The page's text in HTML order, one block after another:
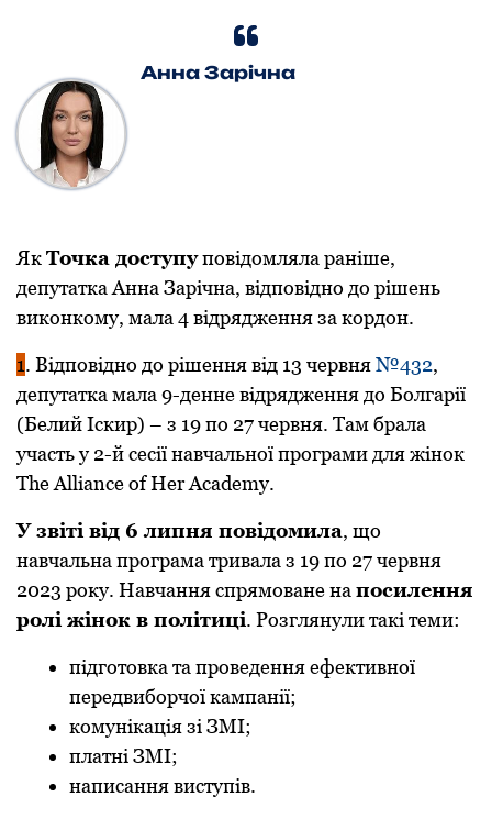
Анна Зарічна
ЯкТочка доступуповідомляла раніше,
депутатка Анна Зарічна, відповідно до рішень
виконкому, мала 4 відрядження за кордон.
1. Відповідно до рішення від 13 червня№432,
депутатка мала 9-денне відрядження до Болгарії
(Белий Іскир) – з 19 по 27 червня. Там брала
участь у 2-й сесії навчальної програми для жінок
The Alliance of Her Academy.
У звіті від 6 липня повідомила, що
навчальна програма тривала з 19 по 27 червня
2023 року. Навчання спрямоване на посилення
ролі жінок в політиці. Розглянули такі теми:
підготовка та проведення ефективної
передвиборчої кампанії;
комунікація зі ЗMI;
платні ЗMI;
написання виступів.